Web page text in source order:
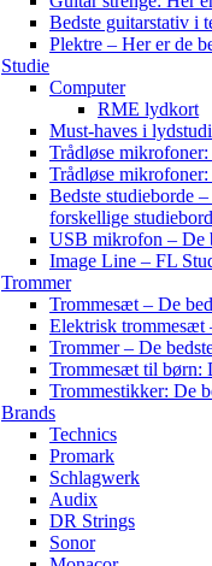
Bedste guitarstativ i
Plektre – Her er de
Studie
Computer
RME lydkort
Must-haves i
Trådløse mikrofoner:
Trådløse mikrofoner:
Bedste studieborde
forskellige
USB mikrofon – De
Image Line – FL
Trommer
Trommesæt – De
Elektrisk trommesæt
Trommer – De
Trommesæt til børn:
Trommestikker: De
Brands
Technics
Promark
Schlagwerk
Audix
DR Strings
Sonor